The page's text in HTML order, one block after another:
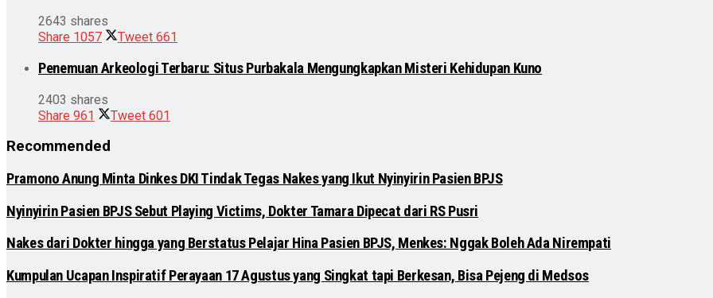
2643 shares
Share 1057 Tweet 661
Penemuan Arkeologi Terbaru: Situs Purbakala Mengungkapkan Misteri Kehidupan Kuno
2403 shares
Share 961 Tweet 601
Recommended
Pramono Anung Minta Dinkes DKI Tindak Tegas Nakes yang Ikut Nyinyirin Pasien BPJS
Nyinyirin Pasien BPJS Sebut Playing Victims, Dokter Tamara Dipecat dari RS Pusri
Nakes dari Dokter hingga yang Berstatus Pelajar Hina Pasien BPJS, Menkes: Nggak Boleh Ada Nirempati
Kumpulan Ucapan Inspiratif Perayaan 17 Agustus yang Singkat tapi Berkesan, Bisa Pejeng di Medsos